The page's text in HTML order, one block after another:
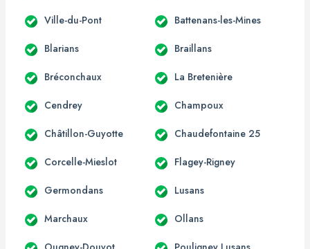
Ville-du-Pont Battenans-les-Mines
Blarians Braillans
Bréconchaux La Bretenière
Cendrey Champoux
Châtillon-Guyotte Chaudefontaine 25
Corcelle-Mieslot Flagey-Rigney
Germondans Lusans
Marchaux Ollans